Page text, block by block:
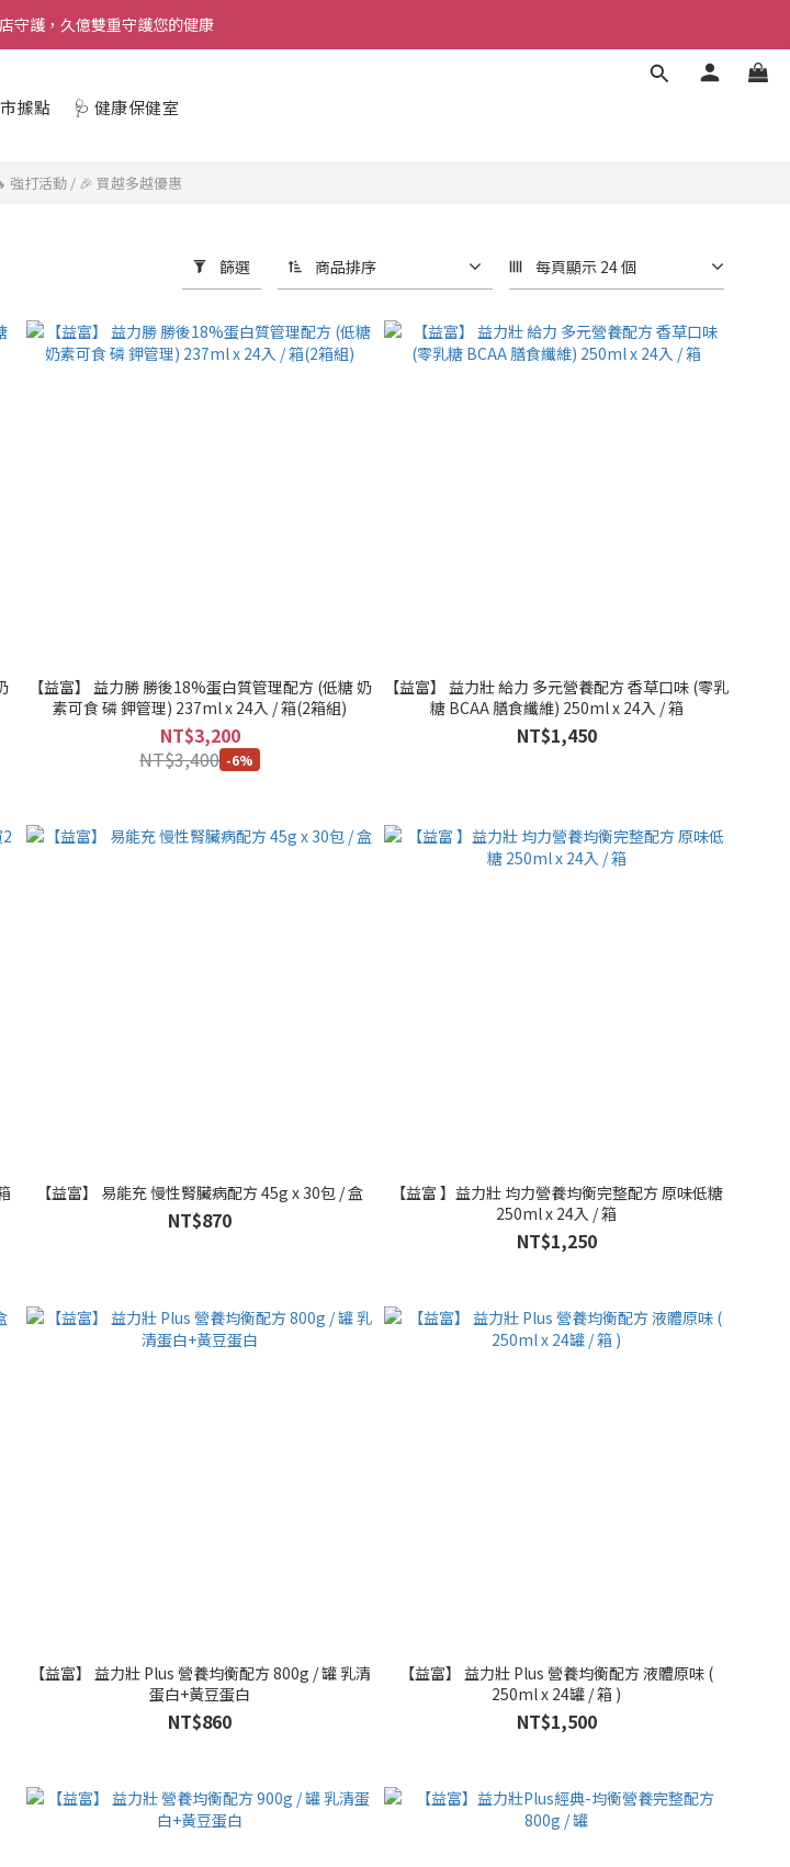
守護，久億雙重守護您的健康
據點 🩺 健康保健室
強打活動 / 🎉 買越多越優惠
篩選 商品排序 每頁顯示 24 個
【益富】 益力勝 勝後18%蛋白質管理配方 (低糖 奶
素可食 磷 鉀管理) 237ml x 24入 / 箱(2箱組)
NT$3,200
NT$3,400 -6%
【益富】 益力壯 給力 多元營養配方 香草口味 (零乳
糖 BCAA 膳食纖維) 250ml x 24入 / 箱
NT$1,450
【益富】 易能充 慢性腎臟病配方 45g x 30包 / 盒
NT$870
【益富 】益力壯 均力營養均衡完整配方 原味低糖
250ml x 24入 / 箱
NT$1,250
【益富】 益力壯 Plus 營養均衡配方 800g / 罐 乳清
蛋白+黃豆蛋白
NT$860
【益富】 益力壯 Plus 營養均衡配方 液體原味 (
250ml x 24罐 / 箱 )
NT$1,500